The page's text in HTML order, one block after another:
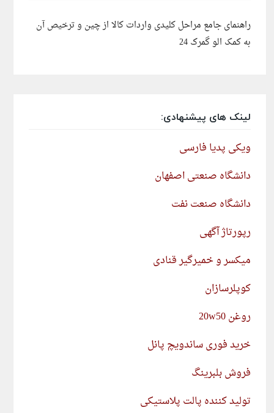
راهنمای جامع مراحل کلیدی واردات کالا از چین و ترخیص آن
به کمک الو گمرک 24
لینک های پیشنهادی:
ویکی پدیا فارسی
دانشگاه صنعتی اصفهان
دانشگاه صنعت نفت
رپورتاژ آگهی
میکسر و خمیرگیر قنادی
کوپلرسازان
روغن 20w50
خرید فوری ساندویچ پانل
فروش بلبرینگ
تولید کننده پالت پلاستیکی